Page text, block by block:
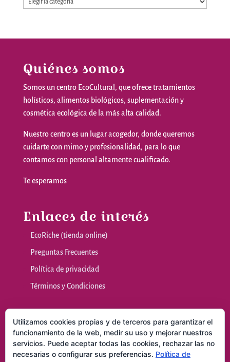
Quiénes somos
Somosuncentro EcoCultural , que ofrece tratamientos
holísticos, alimentos biológicos, suplementacióny
cosmética ecológica de la más alta calidad.
Nuestro centro es un lugar acogedor, donde queremos
cuidartecon mimoy profesionalidad, para loque
contamoscon personal altamente cualificado.
Te esperamos
Enlaces de interés
EcoRiche (tienda online)
Preguntas Frecuentes
Política de privacidad
Términos y Condiciones
Nuestras sala
Masajes y Técnicas Naturales
Utilizamos cookies propias y de terceros para garantizar el
funcionamiento de la web, medir su uso y mejorar nuestros
servicios. Puede aceptar todas las cookies, rechazar las no
necesarias o configurar sus preferencias. Política de